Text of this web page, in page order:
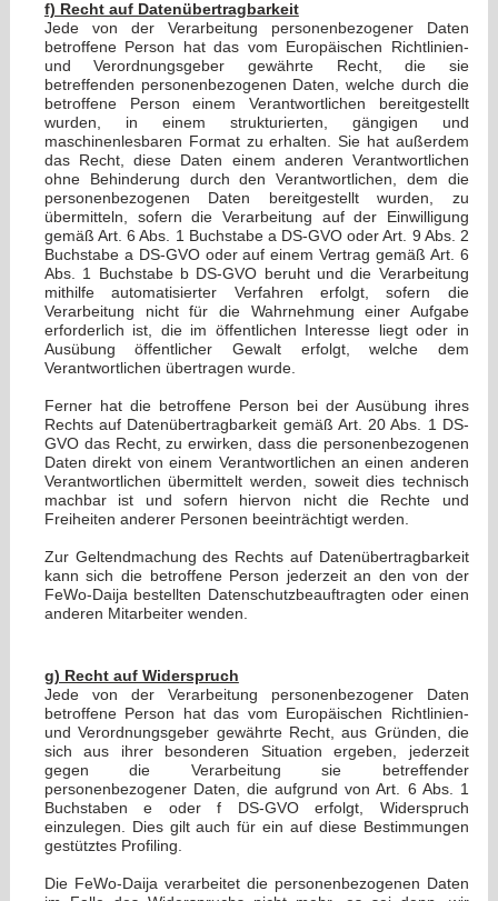
f) Recht auf Datenübertragbarkeit
Jede von der Verarbeitung personenbezogener Daten
betroffene Person hat das vom Europäischen Richtlinien-
und Verordnungsgeber gewährte Recht, die sie
betreffenden personenbezogenen Daten, welche durch die
betroffene Person einem Verantwortlichen bereitgestellt
wurden, in einem strukturierten, gängigen und
maschinenlesbaren Format zu erhalten. Sie hat außerdem
das Recht, diese Daten einem anderen Verantwortlichen
ohne Behinderung durch den Verantwortlichen, dem die
personenbezogenen Daten bereitgestellt wurden, zu
übermitteln, sofern die Verarbeitung auf der Einwilligung
gemäß Art. 6 Abs. 1 Buchstabe a DS-GVO oder Art. 9 Abs. 2
Buchstabe a DS-GVO oder auf einem Vertrag gemäß Art. 6
Abs. 1 Buchstabe b DS-GVO beruht und die Verarbeitung
mithilfe automatisierter Verfahren erfolgt, sofern die
Verarbeitung nicht für die Wahrnehmung einer Aufgabe
erforderlich ist, die im öffentlichen Interesse liegt oder in
Ausübung öffentlicher Gewalt erfolgt, welche dem
Verantwortlichen übertragen wurde.
Ferner hat die betroffene Person bei der Ausübung ihres
Rechts auf Datenübertragbarkeit gemäß Art. 20 Abs. 1 DS-
GVO das Recht, zu erwirken, dass die personenbezogenen
Daten direkt von einem Verantwortlichen an einen anderen
Verantwortlichen übermittelt werden, soweit dies technisch
machbar ist und sofern hiervon nicht die Rechte und
Freiheiten anderer Personen beeinträchtigt werden.
Zur Geltendmachung des Rechts auf Datenübertragbarkeit
kann sich die betroffene Person jederzeit an den von der
FeWo-Daija bestellten Datenschutzbeauftragten oder einen
anderen Mitarbeiter wenden.
g) Recht auf Widerspruch
Jede von der Verarbeitung personenbezogener Daten
betroffene Person hat das vom Europäischen Richtlinien-
und Verordnungsgeber gewährte Recht, aus Gründen, die
sich aus ihrer besonderen Situation ergeben, jederzeit
gegen die Verarbeitung sie betreffender
personenbezogener Daten, die aufgrund von Art. 6 Abs. 1
Buchstaben e oder f DS-GVO erfolgt, Widerspruch
einzulegen. Dies gilt auch für ein auf diese Bestimmungen
gestütztes Profiling.
Die FeWo-Daija verarbeitet die personenbezogenen Daten